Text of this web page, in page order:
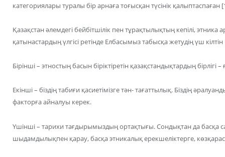
категориялары туралы бір арнаға тоғысқан түсінік қалыптаспаған
Қазақстан әлемдегі бейбітшілік пен тұрақтылықтың кепілі,
қатынастардың үлгісі ретінде Елбасымыз табысқа жетудің үш
Бірінші – этностың басын біріктіретін қазақстандықтардың бірлігі
Екінші – біздің табиғи қасиетімізге тән- тағаттылық. Біздің
факторға айналуы керек.
Үшінші – тарихи тағдырымыздың ортақтығы. Сондықтан да басқа
шыдамдылықпен қарау, басқа этникалық ерекшеліктерге,